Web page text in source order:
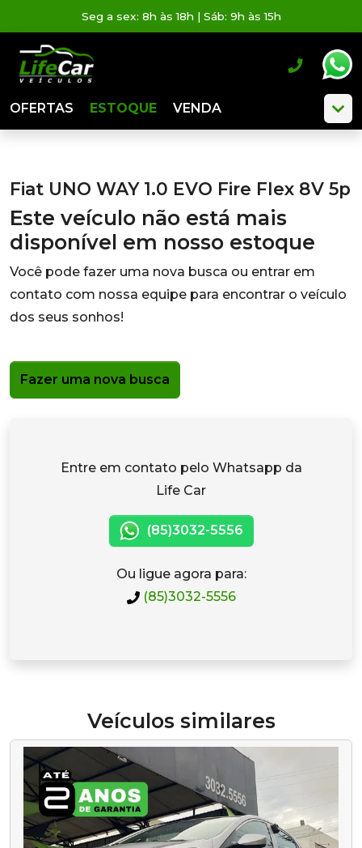
Seg a sex: 8h às 18h | Sáb: 9h às 15h
OFERTAS ESTOQUE VENDA
Fiat UNO WAY 1.0 EVO Fire Flex 8V 5p
Este veículo não está mais
disponível em nosso estoque
Você pode fazer uma nova busca ou entrar em
contato com nossa equipe para encontrar o veículo
dos seus sonhos!
Fazer uma nova busca
Entre em contato pelo Whatsapp da
Life Car
(85)3032-5556
Ou ligue agora para:
(85)3032-5556
Veículos similares